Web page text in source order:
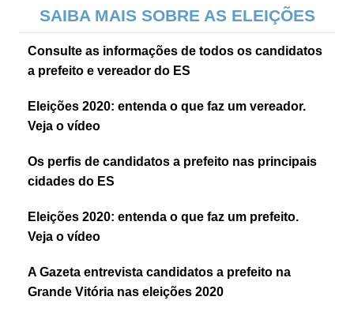
SAIBA MAIS SOBRE AS ELEIÇÕES
Consulte as informações de todos os candidatos
a prefeito e vereador do ES
Eleições 2020: entenda o que faz um vereador.
Veja o vídeo
Os perfis de candidatos a prefeito nas principais
cidades do ES
Eleições 2020: entenda o que faz um prefeito.
Veja o vídeo
A Gazeta entrevista candidatos a prefeito na
Grande Vitória nas eleições 2020